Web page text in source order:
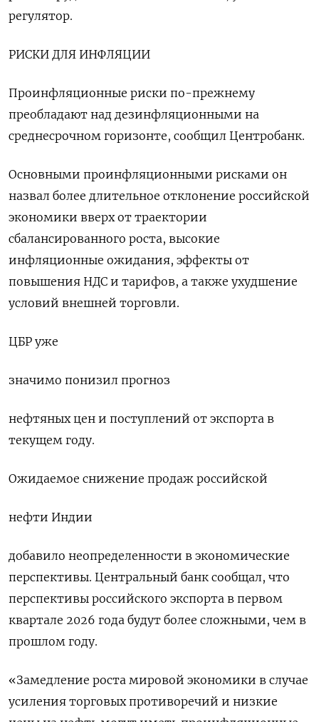
регулятор.
РИСКИ ДЛЯ ИНФЛЯЦИИ
Проинфляционные риски ​по-прежнему
преобладают над дезинфляционными на
среднесрочном горизонте, сообщил Центробанк.
Основными проинфляционными рисками он
назвал более длительное отклонение российской
экономики вверх от траектории
сбалансированного роста, высокие
инфляционные ожидания, эффекты от
повышения НДС и тарифов, а также ухудшение
условий внешней торговли.
ЦБР уже
значимо понизил прогноз
нефтяных цен и поступлений от экспорта в
текущем году.
Ожидаемое снижение продаж российской
нефти Индии
добавило неопределенности в экономические
перспективы. Центральный банк сообщал, что
перспективы российского экспорта в первом
квартале 2026 года будут более сложными, чем в
прошлом году.
«Замедление роста мировой экономики в случае
усиления торговых противоречий и низкие